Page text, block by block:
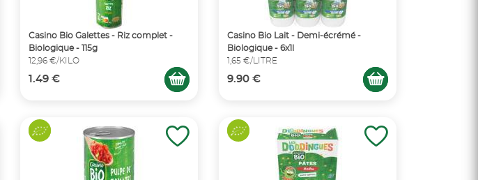
Casino Bio Galettes - Riz complet -
Biologique - 115g
12,96 €/KILO
1.49 €
Casino Bio Lait - Demi-écrémé -
Biologique - 6x1l
1,65 €/LITRE
9.90 €